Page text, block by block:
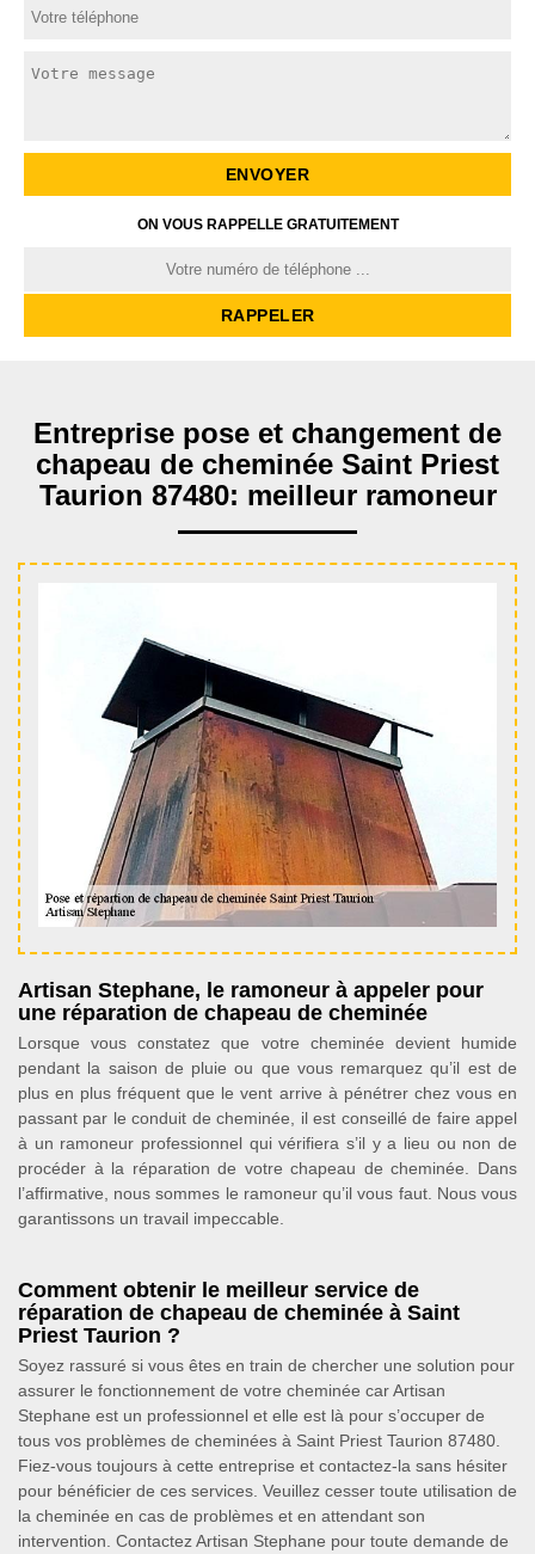
ON VOUS RAPPELLE GRATUITEMENT
Entreprise pose et changement de
chapeau de cheminée Saint Priest
Taurion 87480: meilleur ramoneur
Artisan Stephane, le ramoneur à appeler pour
une réparation de chapeau de cheminée
Lorsque vous constatez que votre cheminée devient humide
pendant la saison de pluie ou que vous remarquez qu’il est de
plus en plus fréquent que le vent arrive à pénétrer chez vous en
passant par le conduit de cheminée, il est conseillé de faire appel
à un ramoneur professionnel qui vérifiera s’il y a lieu ou non de
procéder à la réparation de votre chapeau de cheminée. Dans
l’affirmative, nous sommes le ramoneur qu’il vous faut. Nous vous
garantissons un travail impeccable.
Comment obtenir le meilleur service de
réparation de chapeau de cheminée à Saint
Priest Taurion ?
Soyez rassuré si vous êtes en train de chercher une solution pour
assurer le fonctionnement de votre cheminée car Artisan
Stephane est un professionnel et elle est là pour s’occuper de
tous vos problèmes de cheminées à Saint Priest Taurion 87480.
Fiez-vous toujours à cette entreprise et contactez-la sans hésiter
pour bénéficier de ces services. Veuillez cesser toute utilisation de
la cheminée en cas de problèmes et en attendant son
intervention. Contactez Artisan Stephane pour toute demande de